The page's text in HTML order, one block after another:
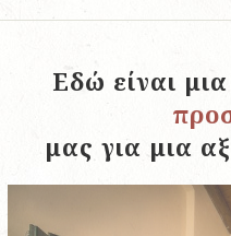
Εδώ είναι
μας για μια